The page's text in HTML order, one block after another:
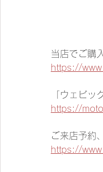
当店でご購
https://
「ウェビッ
https://
ご来店予約
https://